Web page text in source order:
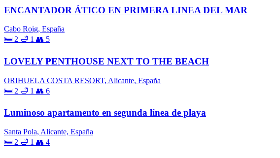
ENCANTADOR ÁTICO EN PRIMERA LINEA DEL MAR
Cabo Roig, España
🛏 2 🛁 1 👥 5
LOVELY PENTHOUSE NEXT TO THE BEACH
ORIHUELA COSTA RESORT, Alicante, España
🛏 2 🛁 1 👥 6
Luminoso apartamento en segunda línea de playa
Santa Pola, Alicante, España
🛏 2 🛁 1 👥 4